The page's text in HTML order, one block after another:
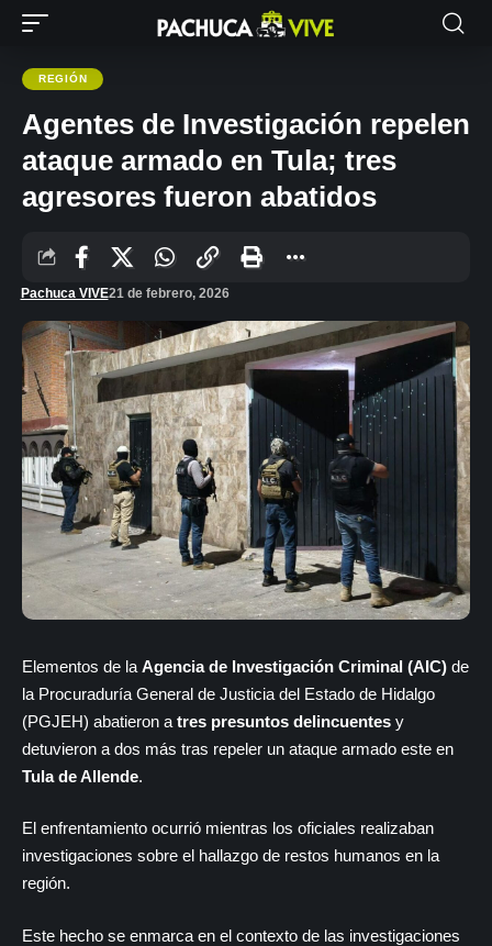
REGIÓN
Agentes de Investigación repelen
ataque armado en Tula; tres
agresores fueron abatidos
Pachuca VIVE21 de febrero, 2026
Elementos de la Agencia de Investigación Criminal (AIC) de
la Procuraduría General de Justicia del Estado de Hidalgo
(PGJEH) abatieron a tres presuntos delincuentes y
detuvieron a dos más tras repeler un ataque armado este en
Tula de Allende.
El enfrentamiento ocurrió mientras los oficiales realizaban
investigaciones sobre el hallazgo de restos humanos en la
región.
Este hecho se enmarca en el contexto de las investigaciones